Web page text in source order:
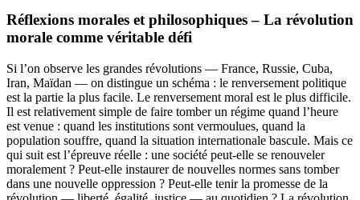
Réflexions morales et philosophiques – La révolution
morale comme véritable défi
Si l’on observe les grandes révolutions — France, Russie, Cuba,
Iran, Maïdan — on distingue un schéma : le renversement politique
est la partie la plus facile. Le renversement moral est le plus difficile.
Il est relativement simple de faire tomber un régime quand l’heure
est venue : quand les institutions sont vermoulues, quand la
population souffre, quand la situation internationale bascule. Mais ce
qui suit est l’épreuve réelle : une société peut-elle se renouveler
moralement ? Peut-elle instaurer de nouvelles normes sans tomber
dans une nouvelle oppression ? Peut-elle tenir la promesse de la